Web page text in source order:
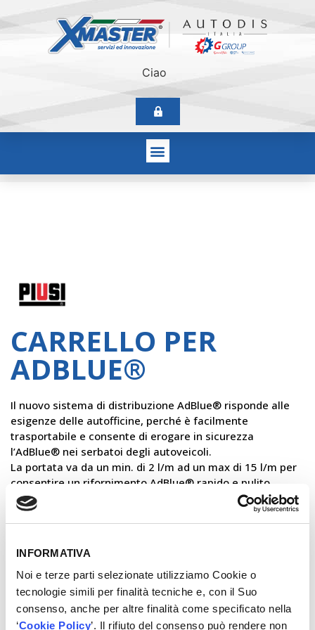
INFORMATIVA
Noi e terze parti selezionate utilizziamo Cookie o
tecnologie simili per finalità tecniche e, con il Suo
consenso, anche per altre finalità come specificato nella
‘Cookie Policy’. Il rifiuto del consenso può rendere non
Ciao
CARRELLO PER
ADBLUE®
Il nuovo sistema di distribuzione AdBlue® risponde alle
esigenze delle autofficine, perché è facilmente
trasportabile e consente di erogare in sicurezza
l’AdBlue® nei serbatoi degli autoveicoli.
La portata va da un min. di 2 l/m ad un max di 15 l/m per
consentire un rifornimento AdBlue® rapido e pulito.
Contattaci!
×
REGISTRATI